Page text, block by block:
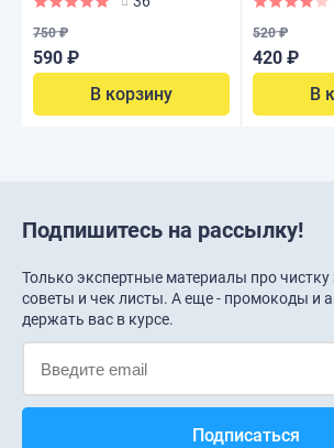
750 ₽
590 ₽
В корзину
520 ₽
420 ₽
В
Подпишитесь на рассылку!
Только экспертные материалы про чистку
советы и чек листы. А еще - промокоды и
держать вас в курсе.